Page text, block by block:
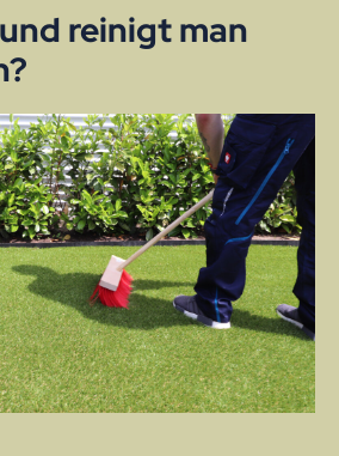
reinigt man